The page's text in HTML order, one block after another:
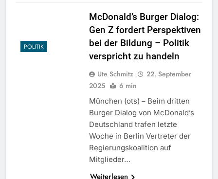
POLITIK
McDonald’s Burger Dialog:
Gen Z fordert Perspektiven
bei der Bildung – Politik
verspricht zu handeln
Ute Schmitz
22. September
2025
6 min
München (ots) – Beim dritten
Burger Dialog von McDonald’s
Deutschland trafen letzte
Woche in Berlin Vertreter der
Regierungskoalition auf
Mitglieder…
Weiterlesen